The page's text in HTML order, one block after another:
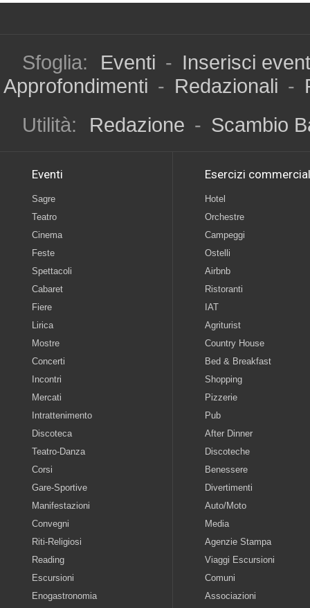
Sfoglia: Eventi - Inserisci
Approfondimenti - Redazionali -
Utilità:
Redazione - Scambio
Eventi
Sagre
Teatro
Cinema
Feste
Spettacoli
Cabaret
Fiere
Lirica
Mostre
Concerti
Incontri
Mercati
Intrattenimento
Discoteca
Teatro-Danza
Corsi
Gare-Sportive
Manifestazioni
Convegni
Riti-Religiosi
Reading
Escursioni
Enogastronomia
Esercizi
Hotel
Orchestre
Campeggi
Ostelli
Airbnb
Ristoranti
IAT
Agriturist
Country House
Bed & Breakfast
Shopping
Pizzerie
Pub
After Dinner
Discoteche
Benessere
Divertimenti
Auto/Moto
Media
Agenzie Stampa
Viaggi Escursioni
Comuni
Associazioni